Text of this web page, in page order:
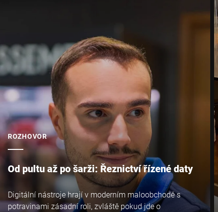
ROZHOVOR
Od pultu až po šarži: Řeznictví řízené daty
Digitální nástroje hrají v moderním maloobchodě s
potravinami zásadní roli, zvláště pokud jde o